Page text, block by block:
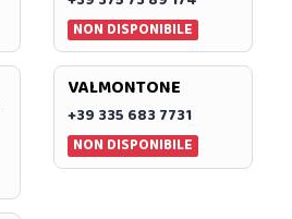
NON DISPONIBILE
VALMONTONE
+39 335 683 7731
NON DISPONIBILE